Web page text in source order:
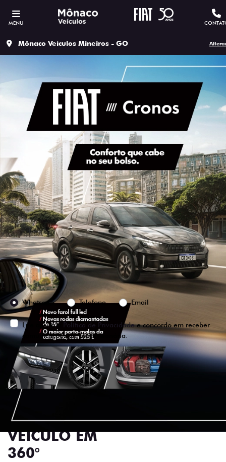
MENU
Mônaco Veículos Mineiros - GO
ESTOU INTERESSADO
Versão escolhida
Preferência de contato:
Whatsapp
Telefone Email
Li e aceito a Política de Privacidadee concordo em receber
comunicações da concessionária.
ENTRAR EM CONTATO
VISUALIZE O
VEÍCULO EM
360°